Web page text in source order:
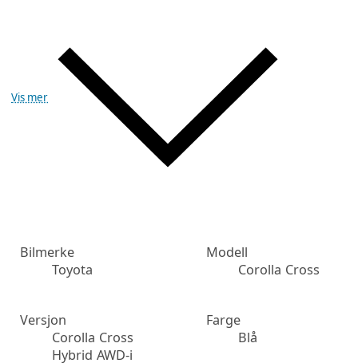
Vis mer
Bilmerke
Toyota
Modell
Corolla Cross
Versjon
Corolla Cross
Hybrid AWD-i
Farge
Blå